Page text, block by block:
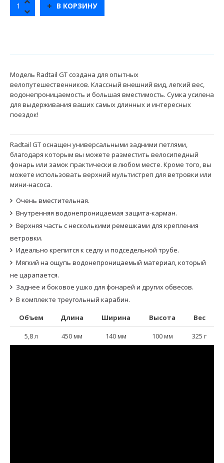
В КОРЗИНУ
Модель Radtail GT создана для опытных
велопутешественников. Классный внешний вид, легкий вес,
водонепроницаемость и большая вместимость. Сумка усилена
для выдерживания ваших самых длинных и интересных
поездок!
Radtail GT оснащен универсальными задними петлями,
благодаря которым вы можете разместить велосипедный
фонарь или замок практически в любом месте. Кроме того, вы
можете использовать верхний мультистреп для ветровки или
мини-насоса.
Очень вместительная.
Внутренняя водонепроницаемая защита-карман.
Верхняя часть с несколькими ремешками для крепления
ветровки.
Идеально крепится к седлу и подседельной трубе.
Мягкий на ощупь водонепроницаемый материал, который
не царапается.
Заднее и боковое ушко для фонарей и других обвесов.
В комплекте треугольный карабин.
Объем
Длина Ширина Высота Вес
5,8 л 450 мм 140 мм 100 мм 325 г